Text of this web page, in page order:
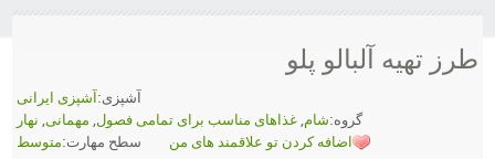
طرز تهیه آلبالو پلو
آشپزی: آشپزی ایرانی
گروه:شام, غذاهای مناسب برای تمامی فصول, مهمانی, نهار
سطح مهارت:متوسط اضافه کردن تو علاقمند های من